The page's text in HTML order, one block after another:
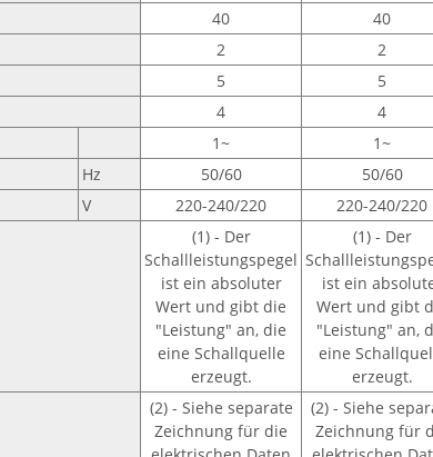
40 40
2 2
5 5
4 4
1~ 1~
Hz 50/60 50/60
V 220-240/220 220-240/220
(1) - Der
Schallleistungspegel
ist ein absoluter
Wert und gibt die
"Leistung" an, die
eine Schallquelle
erzeugt.
(1) - Der
ist ein
Wert und gibt
"Leistung" an,
eine
erzeugt.
(2) - Siehe separate
Zeichnung für die
(2) - Siehe
Zeichnung für